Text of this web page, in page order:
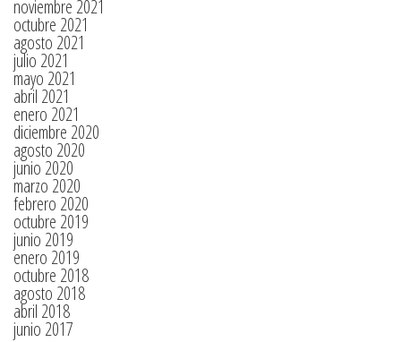
noviembre 2021
octubre 2021
agosto 2021
julio 2021
mayo 2021
abril 2021
enero 2021
diciembre 2020
agosto 2020
junio 2020
marzo 2020
febrero 2020
octubre 2019
junio 2019
enero 2019
octubre 2018
agosto 2018
abril 2018
junio 2017